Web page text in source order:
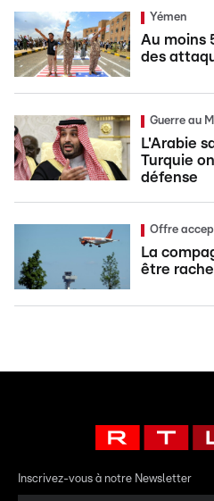
Yémen
Au moins
des
Guerre au
L'Arabie
Turquie
défense
Offre
La
être
Inscrivez-vous à notre Newsletter